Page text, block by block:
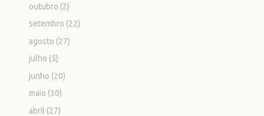
outubro (2)
setembro (22)
agosto (27)
julho (5)
junho (20)
maio (30)
abril (27)